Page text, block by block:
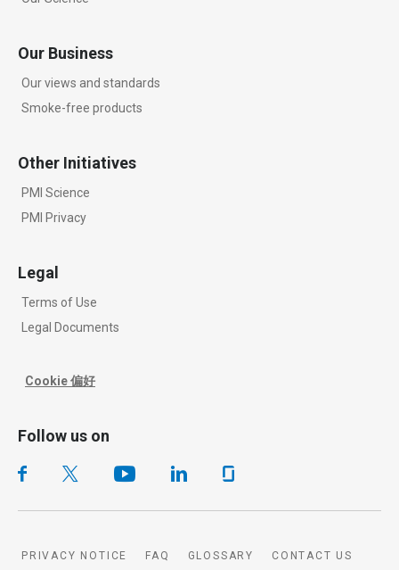
Our Business
Our views and standards
Smoke-free products
Other Initiatives
PMI Science
PMI Privacy
Legal
Terms of Use
Legal Documents
Cookie 偏好
Follow us on
PRIVACY NOTICE FAQ GLOSSARY CONTACT US